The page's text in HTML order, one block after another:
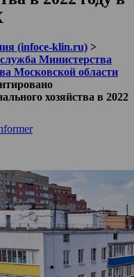
(infoce-klin.ru) >
Министерства
Московской области
хозяйства в 2022